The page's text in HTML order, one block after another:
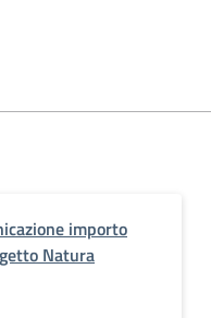
importo
Natura